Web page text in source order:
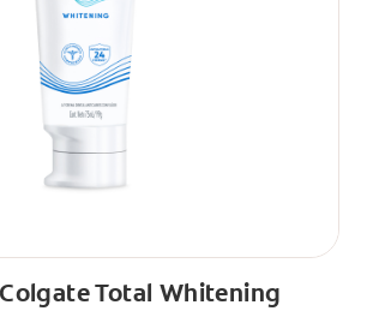
Total Whitening